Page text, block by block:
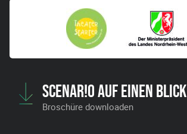
SCENAR!O AUF EINEN BLICK
Broschüre downloaden